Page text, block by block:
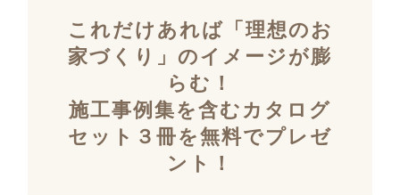
これだけあれば「理想のお
家づくり」のイメージが膨
らむ！
施工事例集を含むカタログ
セット３冊を無料でプレゼ
ント！